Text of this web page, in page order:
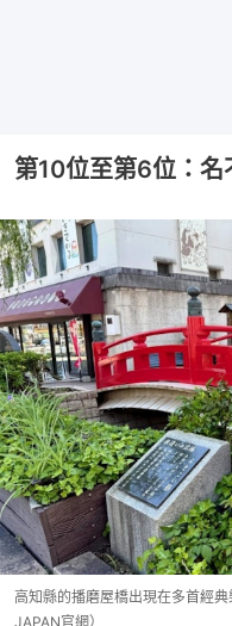
第10位至第6位：
高知縣的播磨屋橋出現在多首經
JAPAN官網）